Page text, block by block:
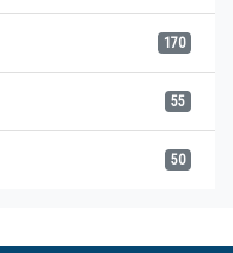
170
55
50